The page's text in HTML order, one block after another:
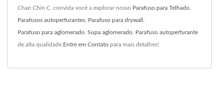
Chan Chin C. convida você a explorar nosso Parafuso para Telhado
Parafusos autoperfurantes Parafuso para drywall
Parafuso para aglomerado Supa aglomerado Parafuso autoperfurante
de alta qualidade. Entre em Contato para mais detalhes!